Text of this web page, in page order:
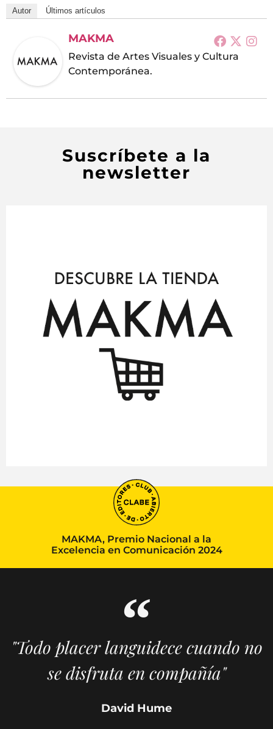
Autor Últimos artículos
MAKMA
Revista de Artes Visuales y Cultura
Contemporánea.
Suscríbete a la
newsletter
MAKMA, Premio Nacional a la
Excelencia en Comunicación 2024
"Todo placer languidece cuando no
se disfruta en compañía"
David Hume